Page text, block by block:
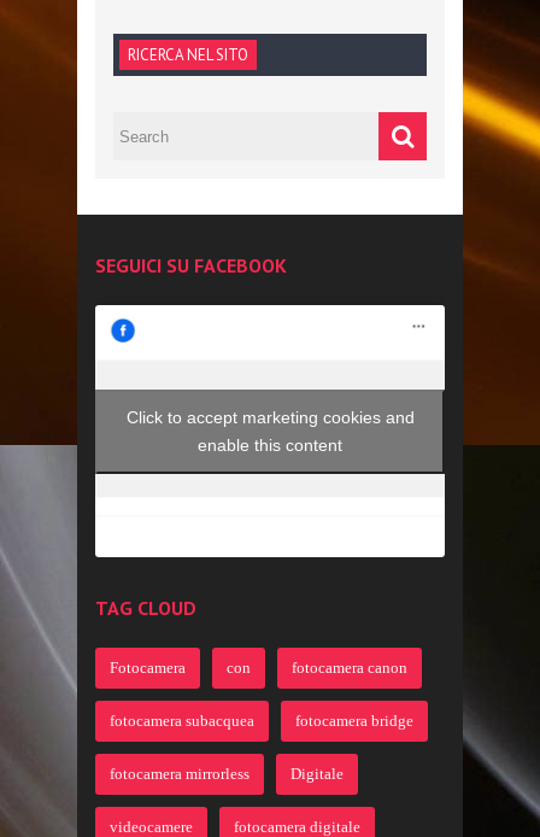
RICERCA NEL SITO
SEGUICI SU FACEBOOK
Click to accept marketing cookies and
enable this content
TAG CLOUD
Fotocamera con fotocamera canon
fotocamera subacquea fotocamera bridge
fotocamera mirrorless Digitale
videocamere fotocamera digitale